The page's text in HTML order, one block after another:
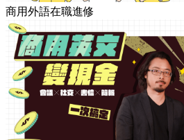
商用外語在職進修